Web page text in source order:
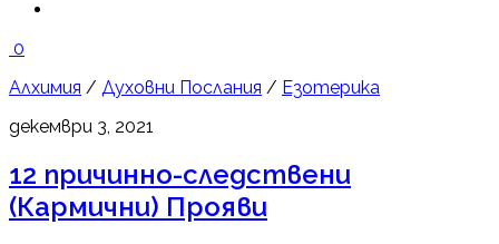
0
Алхимия / Духовни Послания / Езотерика
декември 3, 2021
12 причинно-следствени
(Кармични) Прояви